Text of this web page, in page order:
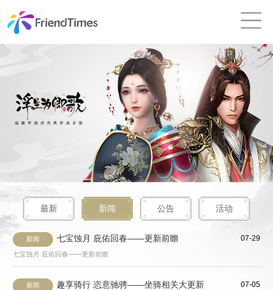
最新 新闻 公告 活动
新闻 七宝蚀月 庇佑回春——更新前瞻 07-29
七宝蚀月 庇佑回春——更新前瞻
新闻 趣享骑行 恣意驰骋——坐骑相关大更新 07-05